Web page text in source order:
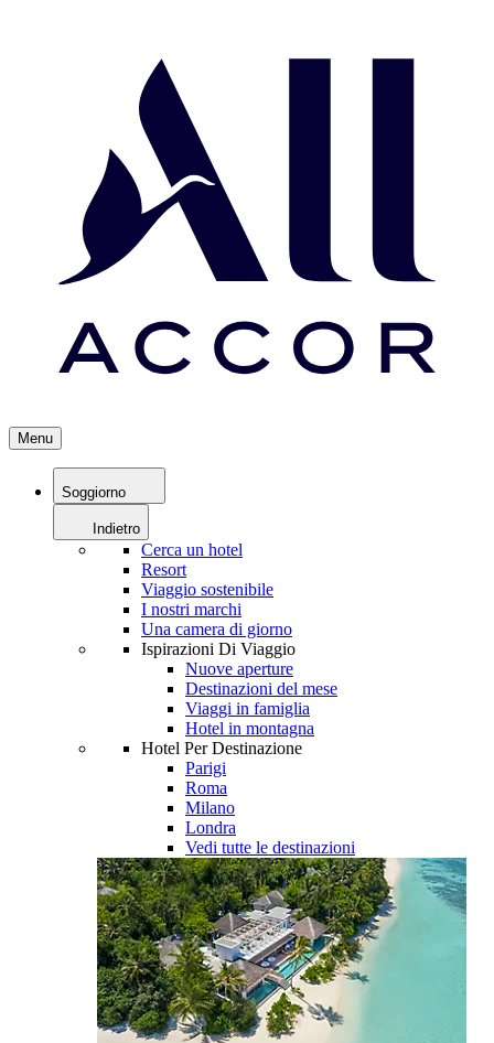
Menu
Soggiorno
Indietro
Cerca un hotel
Resort
Viaggio sostenibile
I nostri marchi
Una camera di giorno
Ispirazioni Di Viaggio
Nuove aperture
Destinazioni del mese
Viaggi in famiglia
Hotel in montagna
Hotel Per Destinazione
Parigi
Roma
Milano
Londra
Vedi tutte le destinazioni